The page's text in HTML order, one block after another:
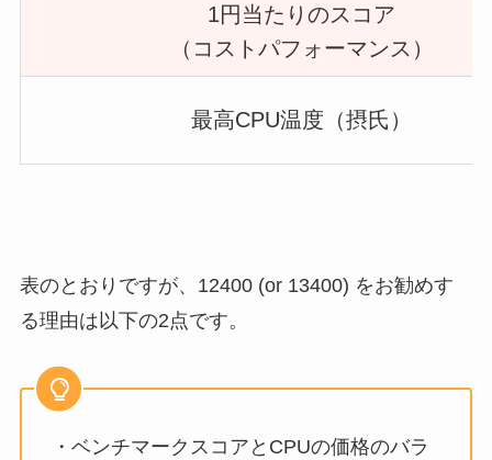
1円当たりのスコア
（コストパフォーマンス）
最高CPU温度（摂氏）
表のとおりですが、12400 (or 13400) をお勧めす
る理由は以下の2点です。
・ベンチマークスコアとCPUの価格のバラ